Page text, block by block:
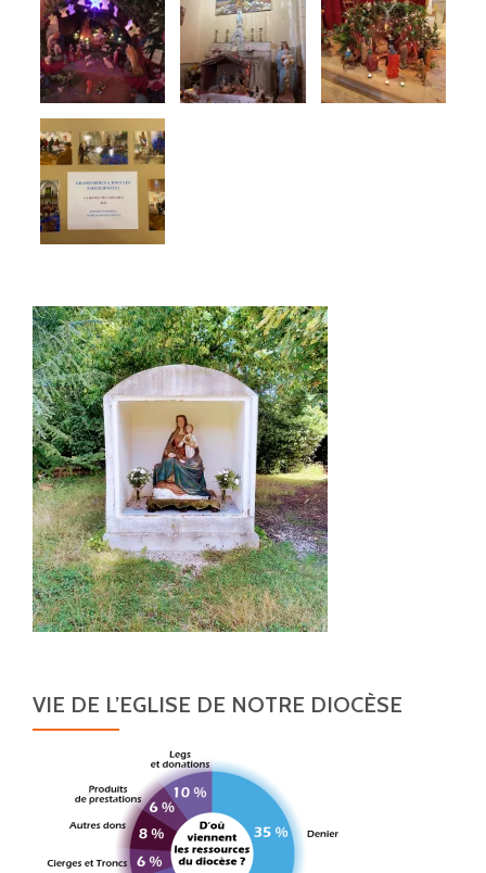
VIE DE L’EGLISE DE NOTRE DIOCÈSE